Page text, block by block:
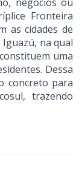
Fronteira
as cidades de
Iguazú, na qual
uma
Dessa
concreto para
trazendo